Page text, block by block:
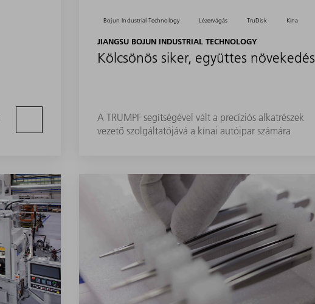
Bojun Industrial Technology Lézervágás TruDisk Kína
JIANGSU BOJUN INDUSTRIAL TECHNOLOGY
Kölcsönös siker, együttes növekedés
A TRUMPF segítségével vált a precíziós alkatrészek
vezető szolgáltatójává a kínai autóipar számára